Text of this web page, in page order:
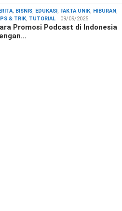
, BISNIS, EDUKASI, FAKTA UNIK, HIBURAN,
& TRIK, TUTORIAL 09/09/2025
Promosi Podcast di Indonesia